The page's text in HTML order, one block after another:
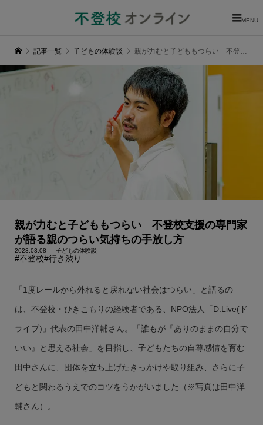
MENU
記事一覧 子どもの体験談 親が力むと子どももつらい 不登校支援の専門家が語る親のつらい気持ちの手放し方
親が力むと子どももつらい 不登校支援の専門家
が語る親のつらい気持ちの手放し方
2023.03.08 子どもの体験談
#不登校#行き渋り
「1度レールから外れると戻れない社会はつらい」と語るの
は、不登校・ひきこもりの経験者である、NPO法人「D.Live(ド
ライブ)」代表の田中洋輔さん。「誰もが『ありのままの自分で
いい』と思える社会」を目指し、子どもたちの自尊感情を育む
田中さんに、団体を立ち上げたきっかけや取り組み、さらに子
どもと関わるうえでのコツをうかがいました（※写真は田中洋
輔さん）。